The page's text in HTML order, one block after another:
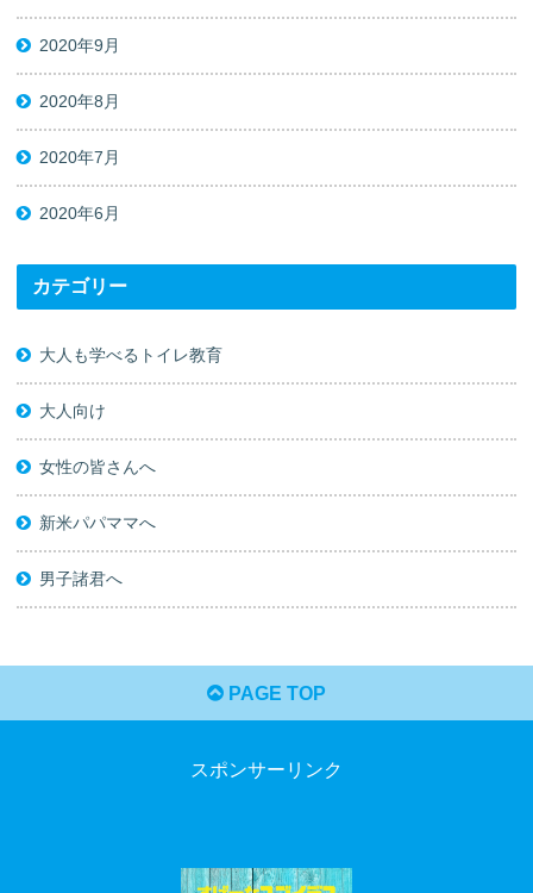
2020年9月
2020年8月
2020年7月
2020年6月
カテゴリー
大人も学べるトイレ教育
大人向け
女性の皆さんへ
新米パパママへ
男子諸君へ
PAGE TOP
スポンサーリンク